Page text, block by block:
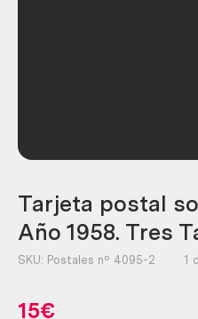
Tarjeta postal
Año 1958. Tres
SKU: Postales nº 4095-2 1
15€